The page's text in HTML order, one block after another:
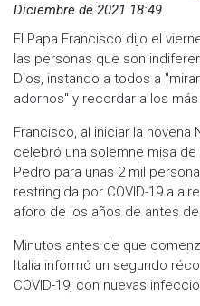
Diciembre de 2021 18:49
El Papa Francisco dijo el
las personas que son
Dios, instando a todos a
adornos" y recordar a los
Francisco, al iniciar la novena
celebró una solemne misa de
Pedro para unas 2 mil
restringida por COVID-19 a
aforo de los años de antes
Minutos antes de que
Italia informó un segundo
COVID-19, con nuevas